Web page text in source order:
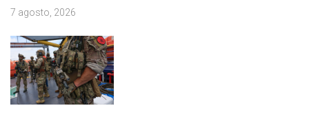
7 agosto, 2026